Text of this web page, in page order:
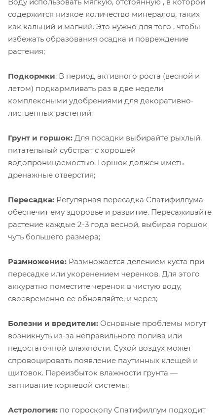
содержится низкое количество минералов, таких
как кальций и магний. Это нужно для того , чтобы
избежать образования осадка и повреждение
растения;
Подкормки: В период активного роста (весной и
летом) подкармливать раз в две недели
комплексными удобрениями для декоративно-
лиственных растений;
Грунт и горшок: Для посадки выбирайте рыхлый,
питательный субстрат с хорошей
водопроницаемостью. Горшок должен иметь
дренажные отверстия;
Пересадка: Регулярная пересадка Спатифиллума
обеспечит ему здоровье и развитие. Пересаживайте
растение каждые 2-3 года весной, выбирая горшок
чуть большего размера;
Размножение: Размножается делением куста при
пересадке или укоренением черенков. Для этого
аккуратно поместите черенок в чистую воду,
своевременно ее обновляйте, и через;
Болезни и вредители: Основные проблемы могут
возникнуть из-за неправильного полива или
недостаточной влажности. Сухой воздух может
спровоцировать появление паутинных клещей и
щитовок. Переизбыток влажности грунта —
загнивание корневой системы;
Астрология: по гороскопу Спатифиллум подходит